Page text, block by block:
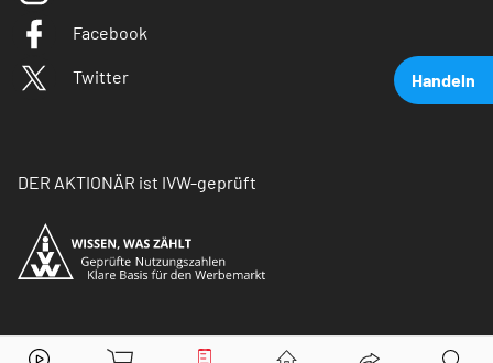
Handeln
Facebook
Twitter
DER AKTIONÄR ist IVW-geprüft